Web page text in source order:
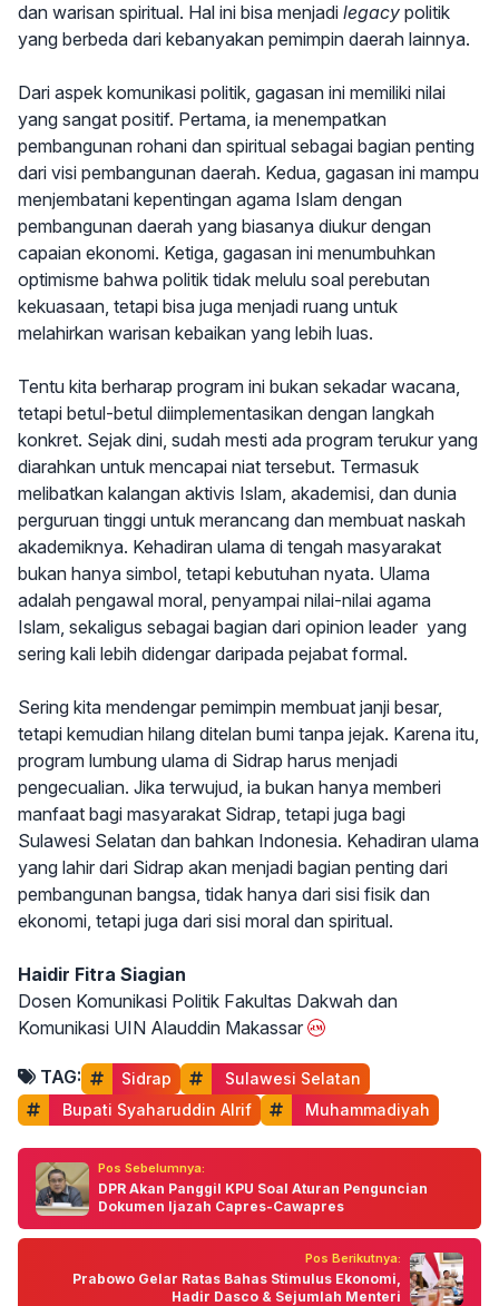
dan warisan spiritual. Hal ini bisa menjadi legacy politik
yang berbeda dari kebanyakan pemimpin daerah lainnya.
Dari aspek komunikasi politik, gagasan ini memiliki nilai
yang sangat positif. Pertama, ia menempatkan
pembangunan rohani dan spiritual sebagai bagian penting
dari visi pembangunan daerah. Kedua, gagasan ini mampu
menjembatani kepentingan agama Islam dengan
pembangunan daerah yang biasanya diukur dengan
capaian ekonomi. Ketiga, gagasan ini menumbuhkan
optimisme bahwa politik tidak melulu soal perebutan
kekuasaan, tetapi bisa juga menjadi ruang untuk
melahirkan warisan kebaikan yang lebih luas.
Tentu kita berharap program ini bukan sekadar wacana,
tetapi betul-betul diimplementasikan dengan langkah
konkret. Sejak dini, sudah mesti ada program terukur yang
diarahkan untuk mencapai niat tersebut. Termasuk
melibatkan kalangan aktivis Islam, akademisi, dan dunia
perguruan tinggi untuk merancang dan membuat naskah
akademiknya. Kehadiran ulama di tengah masyarakat
bukan hanya simbol, tetapi kebutuhan nyata. Ulama
adalah pengawal moral, penyampai nilai-nilai agama
Islam, sekaligus sebagai bagian dari opinion leader yang
sering kali lebih didengar daripada pejabat formal.
Sering kita mendengar pemimpin membuat janji besar,
tetapi kemudian hilang ditelan bumi tanpa jejak. Karena itu,
program lumbung ulama di Sidrap harus menjadi
pengecualian. Jika terwujud, ia bukan hanya memberi
manfaat bagi masyarakat Sidrap, tetapi juga bagi
Sulawesi Selatan dan bahkan Indonesia. Kehadiran ulama
yang lahir dari Sidrap akan menjadi bagian penting dari
pembangunan bangsa, tidak hanya dari sisi fisik dan
ekonomi, tetapi juga dari sisi moral dan spiritual.
Haidir Fitra Siagian
Dosen Komunikasi Politik Fakultas Dakwah dan
Komunikasi UIN Alauddin Makassar
TAG: Sidrap
Sulawesi Selatan
Bupati Syaharuddin Alrif
Muhammadiyah
Pos Sebelumnya:
DPR Akan Panggil KPU Soal Aturan Penguncian
Dokumen Ijazah Capres-Cawapres
Pos Berikutnya:
Prabowo Gelar Ratas Bahas Stimulus Ekonomi,
Hadir Dasco & Sejumlah Menteri